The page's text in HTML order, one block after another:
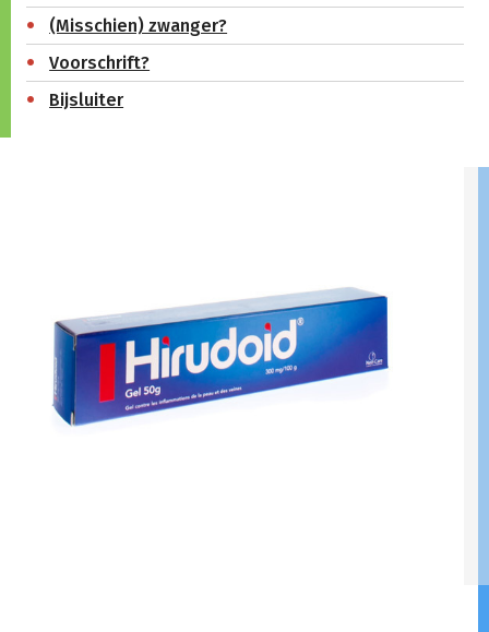
(Misschien) zwanger?
Voorschrift?
Bijsluiter